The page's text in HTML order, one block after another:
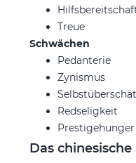
Treue
Schwächen
Pedanterie
Zynismus
Redseligkeit
Prestigehunger
Das